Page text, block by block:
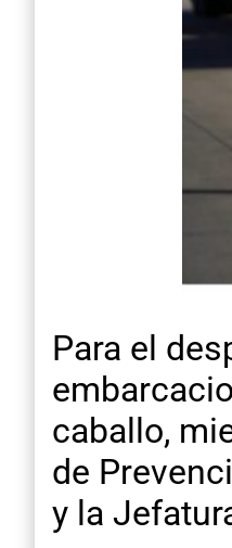
Para el
caballo,
de
y la